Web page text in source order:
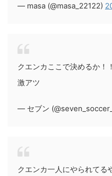
— masa (@masa_22122)
クエンカここで決めるか！
激アツ
— セブン
クエンカ一人にやられてる